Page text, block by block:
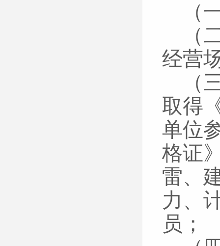
（
（
经营
（
取得
单位
格证
雷、
力、
员；